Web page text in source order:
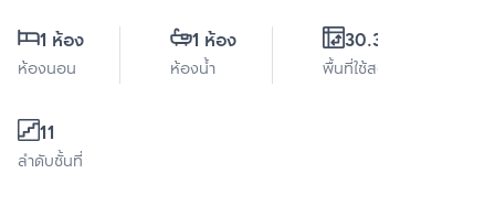
1 ห้อง
ห้องนอน
1 ห้อง
ห้องน้ำ
30.34 ตร.ม.
พื้นที่ใช้สอย
11
ลำดับชั้นที่